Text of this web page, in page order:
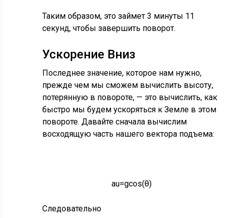
Таким образом, это займет 3 минуты 11
секунд, чтобы завершить поворот.
Ускорение Вниз
Последнее значение, которое нам нужно,
прежде чем мы сможем вычислить высоту,
потерянную в повороте, — это вычислить, как
быстро мы будем ускоряться к Земле в этом
повороте. Давайте сначала вычислим
восходящую часть нашего вектора подъема:
au=gcos(θ)
Следовательно